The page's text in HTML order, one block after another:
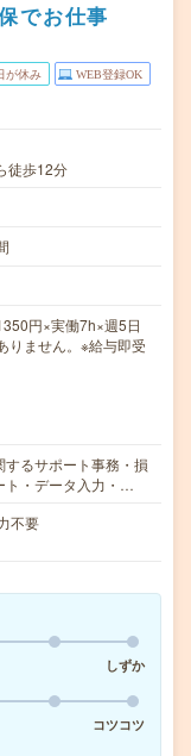
でお仕事
が休み WEB登録OK
徒歩12分
円×実働7h×週5日
りません。※給与即受
るサポート事務・損
ト・データ入力・…
不要
しずか
コツコツ